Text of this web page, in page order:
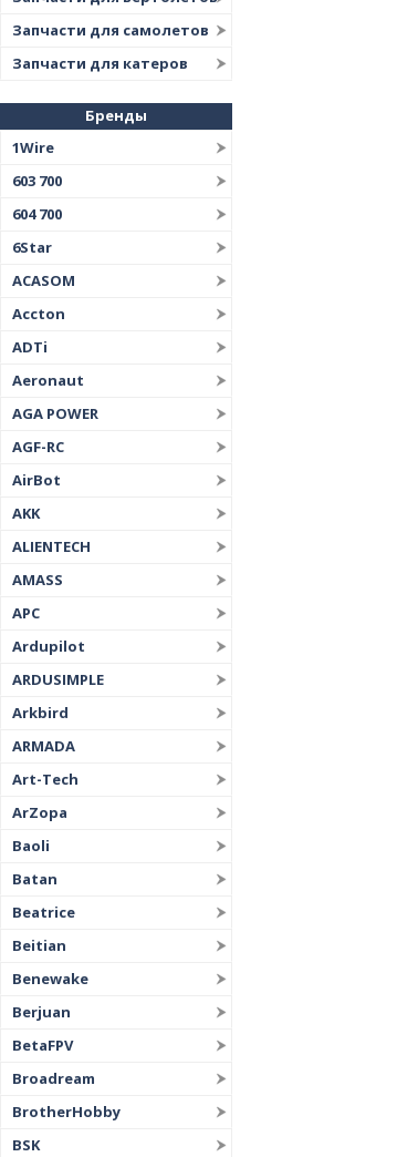
Запчасти для самолетов
Запчасти для катеров
Бренды
1Wire
603 700
604 700
6Star
ACASOM
Accton
ADTi
Aeronaut
AGA POWER
AGF-RC
AirBot
AKK
ALIENTECH
AMASS
APC
Ardupilot
ARDUSIMPLE
Arkbird
ARMADA
Art-Tech
ArZopa
Baoli
Batan
Beatrice
Beitian
Benewake
Berjuan
BetaFPV
Broadream
BrotherHobby
BSK